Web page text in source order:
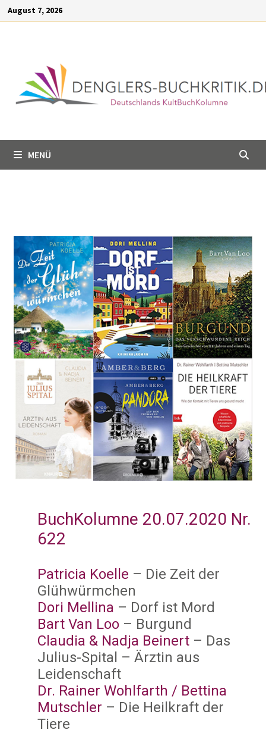
springen
August 7, 2026
MENÜ
BuchKolumne 20.07.2020 Nr.
622
Patricia Koelle – Die Zeit der
Glühwürmchen
Dori Mellina – Dorf ist Mord
Bart Van Loo – Burgund
Claudia & Nadja Beinert– Das
Julius-Spital – Ärztin aus
Leidenschaft
Dr. Rainer Wohlfarth / Bettina
Mutschler – Die Heilkraft der
Tiere